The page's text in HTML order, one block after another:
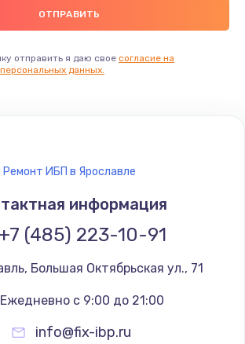
отправить я даю свое согласие на
данных.
Ремонт ИБП в Ярославле
информация
+7 (485) 223-10-91
, Большая Октябрьская ул., 71
Ежедневно с 9:00 до 21:00
info@fix-ibp.ru